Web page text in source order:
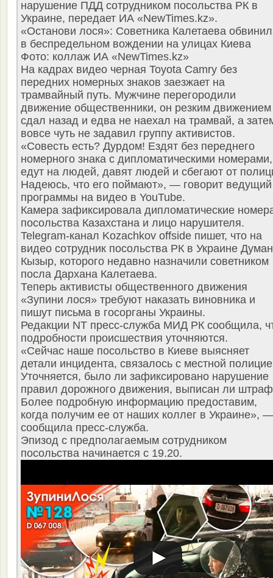
нарушение ПДД сотрудником посольства РК в
Украине, передает ИА «NewTimes.kz».
«Останови лося»: Советника Калетаева
в беспредельном вождении на улицах Киева
Фото: коллаж ИА «NewTimes.kz»
На кадрах видео черная Toyota Camry без
передних номерных знаков заезжает на
трамвайный путь. Мужчине перегородили
движение общественники, он резким движением
сдал назад и едва не наехал на трамвай, а
вовсе чуть не задавил группу активистов.
«Совесть есть? Дурдом! Ездят без переднего
номерного знака с дипломатическими номерами,
едут на людей, давят людей и сбегают от
Надеюсь, что его поймают», — говорит ведущий
программы на видео в YouTube.
Камера зафиксировала дипломатические
посольства Казахстана и лицо нарушителя.
Telegram-канал Kozachkov offside пишет, что на
видео сотрудник посольства РК в Украине Думан
Кызыр, которого недавно назначили советником
посла Дархана Калетаева.
Теперь активисты общественного движения
«Зупини лося» требуют наказать виновника и
пишут письма в госорганы Украины.
Редакции NT пресс-служба МИД РК сообщила,
подробности происшествия уточняются.
«Сейчас наше посольство в Киеве выясняет
детали инцидента, связалось с местной
Уточняется, было ли зафиксировано нарушение
правил дорожного движения, выписан ли
Более подробную информацию предоставим,
когда получим ее от наших коллег в Украине», —
сообщила пресс-служба.
Эпизод с предполагаемым сотрудником
посольства начинается с 19.20.